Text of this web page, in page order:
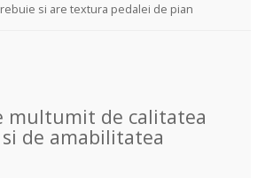
si are textura pedalei de pian
multumit de calitatea
de amabilitatea